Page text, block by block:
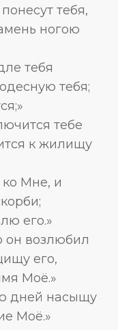
тебя,
ногою
тебя
тебя;
тебе
к жилищу
ко Мне, и
его.»
он возлюбил
его,
Моё.»
дней насыщу
Моё.»